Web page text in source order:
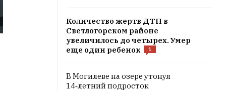
Количество жертв ДТП в
Светлогорском районе
увеличилось до четырех. Умер
еще один ребенок
1
В Могилеве на озере утонул
14‑летний подросток